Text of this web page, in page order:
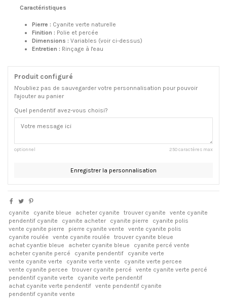
Caractéristiques
Pierre : Cyanite verte naturelle
Finition : Polie et percée
Dimensions : Variables (voir ci-dessus)
Entretien : Rinçage à l'eau
Produit configuré
N'oubliez pas de sauvegarder votre personnalisation pour pouvoir
l'ajouter au panier
Quel pendentif avez-vous choisi?
optionnel 250 caractères max
Enregistrer la personnalisation
cyanite cyanite bleue acheter cyanite trouver cyanite
vente cyanite
pendentif cyanite
cyanite acheter cyanite pierre
cyanite polis
vente cyanite pierre
pierre cyanite vente
vente cyanite polis
cyanite roulée
vente cyanite roulée
trouver cyanite bleue
achat cyantie bleue
acheter cyanite bleue
cyanite percé vente
acheter cyanite percé
cyanite pendentif
cyanite verte
vente cyanite verte
cyanite verte vente
cyanite verte percee
vente cyanite percee
trouver cyanite percé
vente cyanite verte percé
pendentif cyanite verte
cyanite verte pendentif
achat cyanite verte pendentif vente pendentif cyanite
pendentif cyanite vente